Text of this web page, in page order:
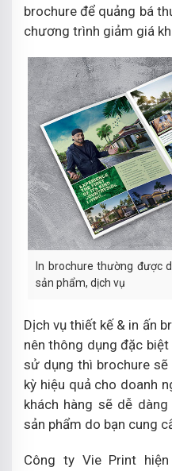
brochure để quảng bá
chương trình giảm giá
In brochure thường được
sản phẩm, dịch vụ
Dịch vụ thiết kế & in ấn
nên thông dụng đặc
sử dụng thì brochure
kỳ hiệu quả cho doanh
khách hàng sẽ dễ
sản phẩm do bạn cung
Công ty Vie Print